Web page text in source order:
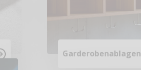
Garderobenablagen